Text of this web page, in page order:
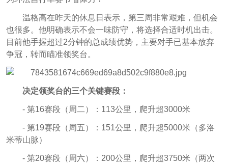
温格高在昨天的休息日表示，第三周非常艰难，但机会
也很多。他明确表示不会一味防守，将选择合适时机出击。
目前他手握超过2分钟的总成绩优势，主要对手已基本放弃
争冠，转而瞄准领奖台。
决定领奖台的三个关键赛段：
- 第16赛段（周二）：113公里，爬升超3000米
- 第19赛段（周五）：151公里，爬升超5000米（多洛
米蒂山脉）
- 第20赛段（周六）：200公里，爬升超3750米（两次